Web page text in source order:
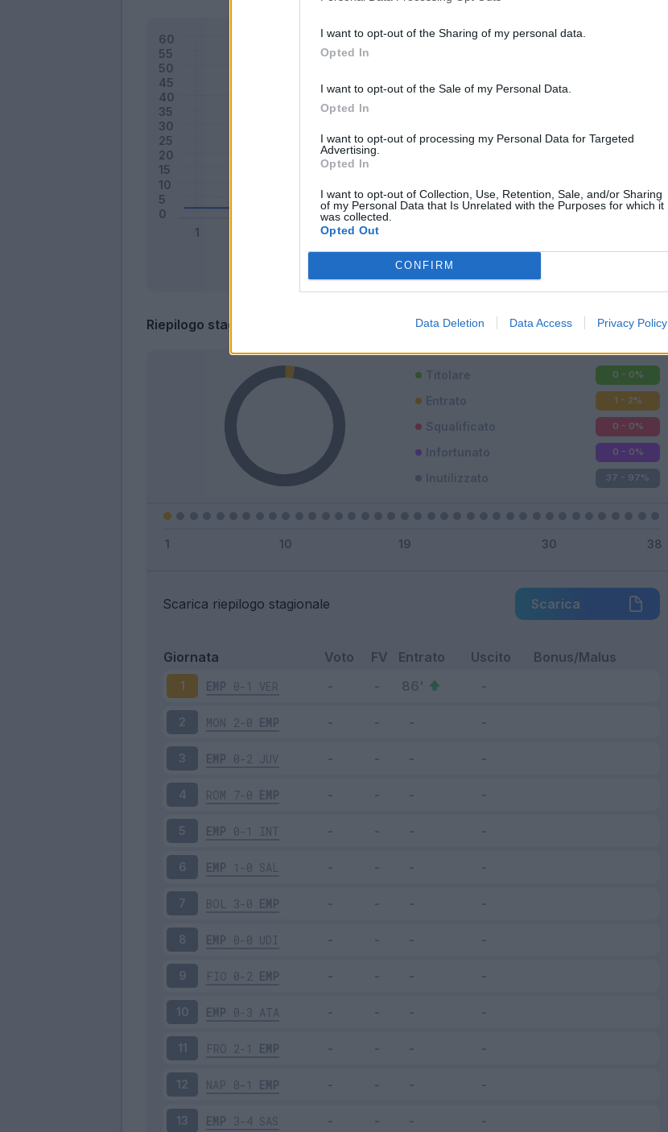
I want to opt-out of the Sharing of my personal data.
Opted In
I want to opt-out of the Sale of my Personal Data.
Opted In
I want to opt-out of processing my Personal Data for Targeted
Advertising.
Opted In
I want to opt-out of Collection, Use, Retention, Sale, and/or Sharing
of my Personal Data that Is Unrelated with the Purposes for which it
was collected.
Opted Out
CONFIRM
Data Deletion Data Access Privacy Policy
Classic
Riepilogo stagione
Titolare 0 - 0%
Entrato 1 - 2%
Squalificato 0 - 0%
Infortunato 0 - 0%
Inutilizzato 37 - 97%
Scarica riepilogo stagionale Scarica
Giornata Voto FV Entrato Uscito Bonus/Malus
1 EMP 0-1 VER
2 MON 2-0 EMP
3 EMP 0-2 JUV
4 ROM 7-0 EMP
5 EMP 0-1 INT
6 EMP 1-0 SAL
7 BOL 3-0 EMP
8 EMP 0-0 UDI
9 FIO 0-2 EMP
10 EMP 0-3 ATA
11 FRO 2-1 EMP
12 NAP 0-1 EMP
13 EMP 3-4 SAS